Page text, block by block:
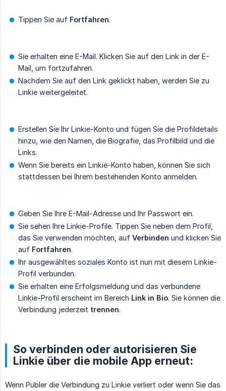
Tippen Sie auf Fortfahren.
Sie erhalten eine E-Mail. Klicken Sie auf den Link in der E-
Mail, um fortzufahren.
Nachdem Sie auf den Link geklickt haben, werden Sie zu
Linkie weitergeleitet.
Erstellen Sie Ihr Linkie-Konto und fügen Sie die Profildetails
hinzu, wie den Namen, die Biografie, das Profilbild und die
Links.
Wenn Sie bereits ein Linkie-Konto haben, können Sie sich
stattdessen bei Ihrem bestehenden Konto anmelden.
Geben Sie Ihre E-Mail-Adresse und Ihr Passwort ein.
Sie sehen Ihre Linkie-Profile. Tippen Sie neben dem Profil,
das Sie verwenden möchten, auf Verbinden und klicken Sie
auf Fortfahren.
Ihr ausgewähltes soziales Konto ist nun mit diesem Linkie-
Profil verbunden.
Sie erhalten eine Erfolgsmeldung und das verbundene
Linkie-Profil erscheint im Bereich Link in Bio. Sie können die
Verbindung jederzeit trennen.
So verbinden oder autorisieren Sie
Linkie über die mobile App erneut:
Wenn Publer die Verbindung zu Linkie verliert oder wenn Sie das